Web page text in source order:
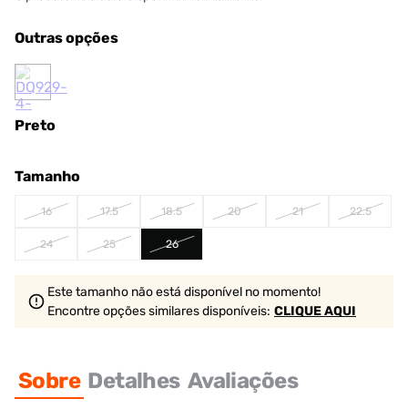
Outras opções
Preto
Tamanho
16 17.5 18.5 20 21 22.5
24 25 26
Este tamanho não está disponível no momento!
Encontre opções similaresdisponíveis: CLIQUE AQUI
Sobre Detalhes Avaliações